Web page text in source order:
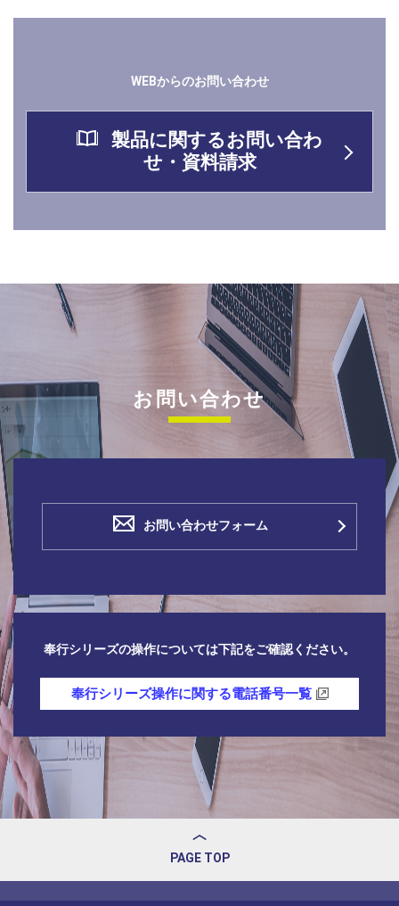
WEBからのお問い合わせ
製品に関するお問い合わ
せ・資料請求
お問い合わせ
お問い合わせフォーム
奉行シリーズの操作については下記をご確認ください。
奉行シリーズ操作に関する電話番号一覧
PAGE TOP